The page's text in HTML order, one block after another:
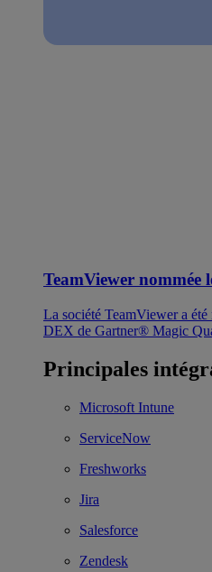
TeamViewer nommée
La société TeamViewer a
DEX de Gartner® Magic
Principales
Microsoft Intune
ServiceNow
Freshworks
Jira
Salesforce
Zendesk